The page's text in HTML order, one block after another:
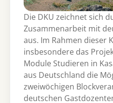
Die DKU zeichnet sich
Zusammenarbeit mit
aus. Im Rahmen dieser
insbesondere das
Module Studieren in
aus Deutschland die
zweiwöchigen
deutschen